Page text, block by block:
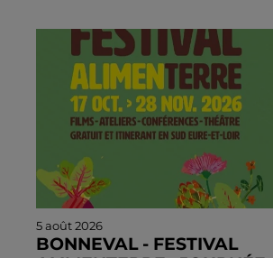
5 août 2026
BONNEVAL - FESTIVAL